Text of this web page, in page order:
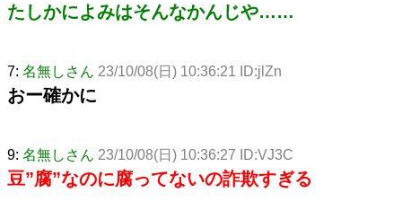
たしかによみはそんなかんじや……
7: 名無しさん 23/10/08(日) 10:36:21 ID:jlZn
おー確かに
9: 名無しさん 23/10/08(日) 10:36:27 ID:VJ3C
豆”腐”なのに腐ってないの詐欺すぎる